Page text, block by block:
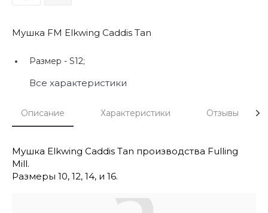
Мушка FM Elkwing Caddis Tan
Размер - S12;
Все характеристики
Описание Характеристики Отзывы
Мушка Elkwing Caddis Tan производства Fulling
Mill.
Размеры 10, 12, 14, и 16.